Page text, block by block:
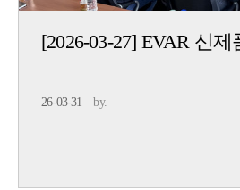
[2026-03-27] EVAR 신
26-03-31by.